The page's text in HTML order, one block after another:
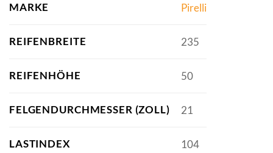
MARKE Pirelli
REIFENBREITE 235
REIFENHÖHE 50
FELGENDURCHMESSER (ZOLL) 21
LASTINDEX 104